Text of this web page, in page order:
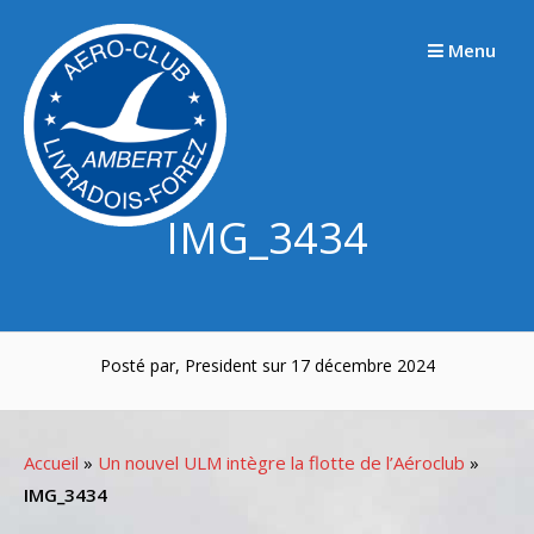
contenu
Menu
IMG_3434
Posté par, President sur 17 décembre 2024
Accueil » Un nouvel ULM intègre la flotte de l’Aéroclub »
IMG_3434